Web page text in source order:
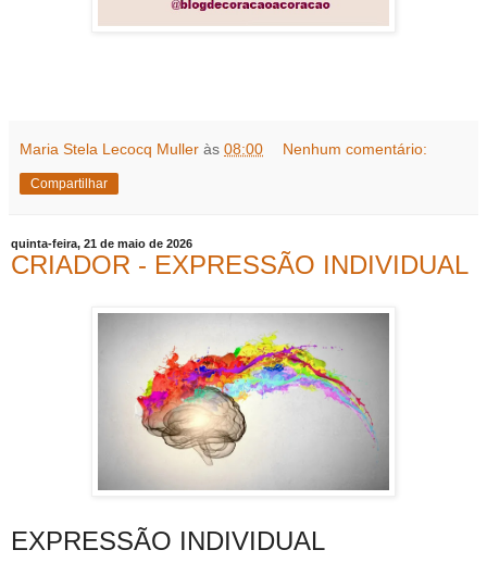
Maria Stela Lecocq Muller às 08:00 Nenhum comentário:
Compartilhar
quinta-feira, 21 de maio de 2026
CRIADOR - EXPRESSÃO INDIVIDUAL
EXPRESSÃO INDIVIDUAL